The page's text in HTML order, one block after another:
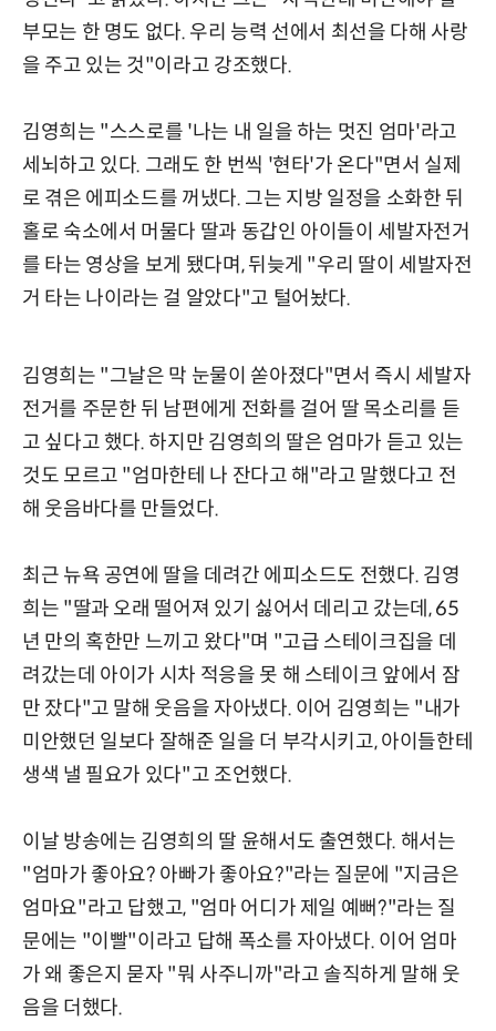
부모는 한 명도 없다. 우리 능력 선에서 최선을 다해 사랑
을 주고 있는 것"이라고 강조했다.
김영희는 "스스로를 '나는 내 일을 하는 멋진 엄마'라고
세뇌하고 있다. 그래도 한 번씩 '현타'가 온다"면서 실제
로 겪은 에피소드를 꺼냈다. 그는 지방 일정을 소화한 뒤
홀로 숙소에서 머물다 딸과 동갑인 아이들이 세발자전거
를 타는 영상을 보게 됐다며, 뒤늦게 "우리 딸이 세발자전
거 타는 나이라는 걸 알았다"고 털어놨다.
김영희는 "그날은 막 눈물이 쏟아졌다"면서 즉시 세발자
전거를 주문한 뒤 남편에게 전화를 걸어 딸 목소리를 듣
고 싶다고 했다. 하지만 김영희의 딸은 엄마가 듣고 있는
것도 모르고 "엄마한테 나 잔다고 해"라고 말했다고 전
해 웃음바다를 만들었다.
최근 뉴욕 공연에 딸을 데려간 에피소드도 전했다. 김영
희는 "딸과 오래 떨어져 있기 싫어서 데리고 갔는데, 65
년 만의 혹한만 느끼고 왔다"며 "고급 스테이크집을 데
려갔는데 아이가 시차 적응을 못 해 스테이크 앞에서 잠
만 잤다"고 말해 웃음을 자아냈다. 이어 김영희는 "내가
미안했던 일보다 잘해준 일을 더 부각시키고, 아이들한테
생색 낼 필요가 있다"고 조언했다.
이날 방송에는 김영희의 딸 윤해서도 출연했다. 해서는
"엄마가 좋아요? 아빠가 좋아요?"라는 질문에 "지금은
엄마요"라고 답했고, "엄마 어디가 제일 예뻐?"라는 질
문에는 "이빨"이라고 답해 폭소를 자아냈다. 이어 엄마
가 왜 좋은지 묻자 "뭐 사주니까"라고 솔직하게 말해 웃
음을 더했다.